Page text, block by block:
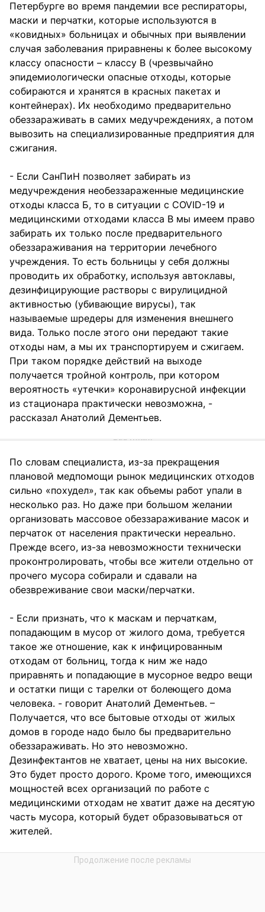
Петербурге во время пандемии все респираторы,
маски и перчатки, которые используются в
«ковидных» больницах и обычных при выявлении
случая заболевания приравнены к более высокому
классу опасности – классу В (чрезвычайно
эпидемиологически опасные отходы, которые
собираются и хранятся в красных пакетах и
контейнерах). Их необходимо предварительно
обеззараживать в самих медучреждениях, а потом
вывозить на специализированные предприятия для
сжигания.
- Если СанПиН позволяет забирать из
медучреждения необеззараженные медицинские
отходы класса Б, то в ситуации с COVID-19 и
медицинскими отходами класса В мы имеем право
забирать их только после предварительного
обеззараживания на территории лечебного
учреждения. То есть больницы у себя должны
проводить их обработку, используя автоклавы,
дезинфицирующие растворы с вирулицидной
активностью (убивающие вирусы), так
называемые шредеры для изменения внешнего
вида. Только после этого они передают такие
отходы нам, а мы их транспортируем и сжигаем.
При таком порядке действий на выходе
получается тройной контроль, при котором
вероятность «утечки» коронавирусной инфекции
из стационара практически невозможна, -
рассказал Анатолий Дементьев.
По словам специалиста, из-за прекращения
плановой медпомощи рынок медицинских отходов
сильно «похудел», так как объемы работ упали в
несколько раз. Но даже при большом желании
организовать массовое обеззараживание масок и
перчаток от населения практически нереально.
Прежде всего, из-за невозможности технически
проконтролировать, чтобы все жители отдельно от
прочего мусора собирали и сдавали на
обезвреживание свои маски/перчатки.
- Если признать, что к маскам и перчаткам,
попадающим в мусор от жилого дома, требуется
такое же отношение, как к инфицированным
отходам от больниц, тогда к ним же надо
приравнять и попадающие в мусорное ведро вещи
и остатки пищи с тарелки от болеющего дома
человека. - говорит Анатолий Дементьев. –
Получается, что все бытовые отходы от жилых
домов в городе надо было бы предварительно
обеззараживать. Но это невозможно.
Дезинфектантов не хватает, цены на них высокие.
Это будет просто дорого. Кроме того, имеющихся
мощностей всех организаций по работе с
медицинскими отходам не хватит даже на десятую
часть мусора, который будет образовываться от
жителей.